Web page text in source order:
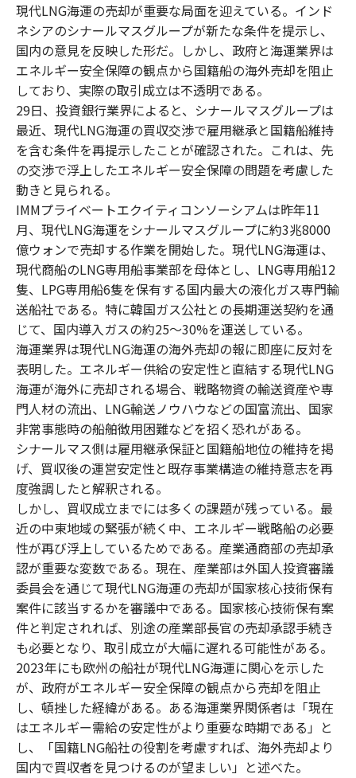
現代LNG海運の売却が重要な局面を迎えている。インド
ネシアのシナールマスグループが新たな条件を提示し、
国内の意見を反映した形だ。しかし、政府と海運業界は
エネルギー安全保障の観点から国籍船の海外売却を阻止
しており、実際の取引成立は不透明である。
29日、投資銀行業界によると、シナールマスグループは
最近、現代LNG海運の買収交渉で雇用継承と国籍船維持
を含む条件を再提示したことが確認された。これは、先
の交渉で浮上したエネルギー安全保障の問題を考慮した
動きと見られる。
IMMプライベートエクイティコンソーシアムは昨年11
月、現代LNG海運をシナールマスグループに約3兆8000
億ウォンで売却する作業を開始した。現代LNG海運は、
現代商船のLNG専用船事業部を母体とし、LNG専用船12
隻、LPG専用船6隻を保有する国内最大の液化ガス専門輸
送船社である。特に韓国ガス公社との長期運送契約を通
じて、国内導入ガスの約25〜30%を運送している。
海運業界は現代LNG海運の海外売却の報に即座に反対を
表明した。エネルギー供給の安定性と直結する現代LNG
海運が海外に売却される場合、戦略物資の輸送資産や専
門人材の流出、LNG輸送ノウハウなどの国富流出、国家
非常事態時の船舶徴用困難などを招く恐れがある。
シナールマス側は雇用継承保証と国籍船地位の維持を掲
げ、買収後の運営安定性と既存事業構造の維持意志を再
度強調したと解釈される。
しかし、買収成立までには多くの課題が残っている。最
近の中東地域の緊張が続く中、エネルギー戦略船の必要
性が再び浮上しているためである。産業通商部の売却承
認が重要な変数である。現在、産業部は外国人投資審議
委員会を通じて現代LNG海運の売却が国家核心技術保有
案件に該当するかを審議中である。国家核心技術保有案
件と判定されれば、別途の産業部長官の売却承認手続き
も必要となり、取引成立が大幅に遅れる可能性がある。
2023年にも欧州の船社が現代LNG海運に関心を示した
が、政府がエネルギー安全保障の観点から売却を阻止
し、頓挫した経緯がある。ある海運業界関係者は「現在
はエネルギー需給の安定性がより重要な時期である」と
し、「国籍LNG船社の役割を考慮すれば、海外売却より
国内で買収者を見つけるのが望ましい」と述べた。